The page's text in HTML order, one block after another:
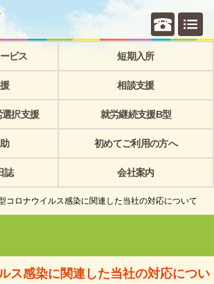
個別相
ビス 短期入所
相談支援
択支援 就労継続支援B型
初めてご利用の方へ
誌 会社案内
コロナウイルス感染に関連した当社の対応について
ス感染に関連した当社の対応につい